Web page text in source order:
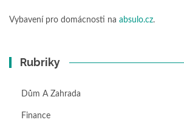
Vybavení pro domácnosti na absulo.cz.
Rubriky
Dům A Zahrada
Finance